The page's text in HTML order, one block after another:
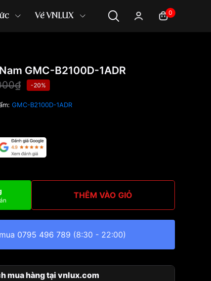
Về VNLUX 0
GMC-B2100D-1ADR
-20%
GMC-B2100D-1ADR
THÊM VÀO GIỎ
0795 496 789 (8:30 - 22:00)
mua hàng tại vnlux.com